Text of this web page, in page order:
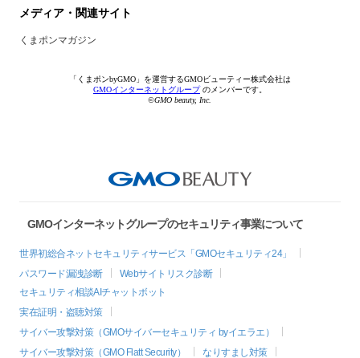
メディア・関連サイト
くまポンマガジン
「くまポンbyGMO」を運営するGMOビューティー株式会社は
GMOインターネットグループのメンバーです。
©GMO beauty, Inc.
GMOインターネットグループのセキュリティ事業について
世界初総合ネットセキュリティサービス「GMOセキュリティ24」
パスワード漏洩診断
Webサイトリスク診断
セキュリティ相談AIチャットボット
実在証明・盗聴対策
サイバー攻撃対策（GMOサイバーセキュリティ byイエラエ）
サイバー攻撃対策（GMO Flatt Security）
なりすまし対策